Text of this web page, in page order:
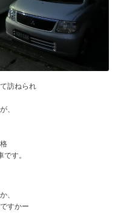
訪ねられ
、
す。
、
すかー